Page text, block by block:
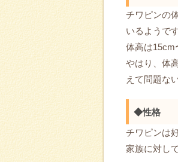
チワピンの
いるようです
体高は15cm
やはり、体
えて問題な
◆性格
チワピンは
家族に対し